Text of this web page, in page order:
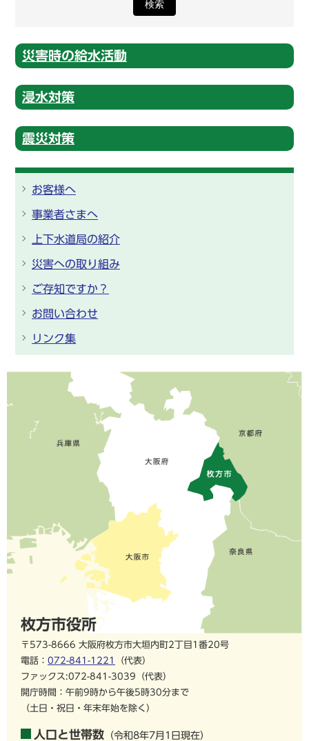
検索
災害時の給水活動
浸水対策
震災対策
お客様へ
事業者さまへ
上下水道局の紹介
災害への取り組み
ご存知ですか？
お問い合わせ
リンク集
枚方市役所
〒573-8666 大阪府枚方市大垣内町2丁目1番20号
電話： 072-841-1221
（代表）
ファックス:072-841-3039（代表）
開庁時間：午前9時から午後5時30分まで
（土日・祝日・年末年始を除く）
人口と世帯数 （令和8年7月1日現在）